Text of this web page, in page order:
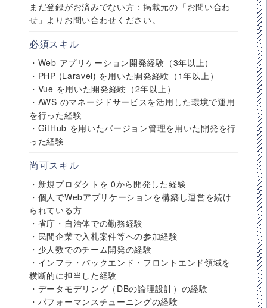
まだ登録がお済みでない方：掲載元の「お問い合わ
せ」よりお問い合わせください。
必須スキル
・Web アプリケーション開発経験（3年以上）
・PHP (Laravel) を用いた開発経験（1年以上）
・Vue を用いた開発経験（2年以上）
・AWS のマネージドサービスを活用した環境で運用
を行った経験
・GitHub を用いたバージョン管理を用いた開発を行
った経験
尚可スキル
・新規プロダクトを 0から開発した経験
・個人でWebアプリケーションを構築し運営を続け
られている方
・省庁・自治体での勤務経験
・民間企業で入札案件等への参加経験
・少人数でのチーム開発の経験
・インフラ・バックエンド・フロントエンド領域を
横断的に担当した経験
・データモデリング（DBの論理設計）の経験
・パフォーマンスチューニングの経験